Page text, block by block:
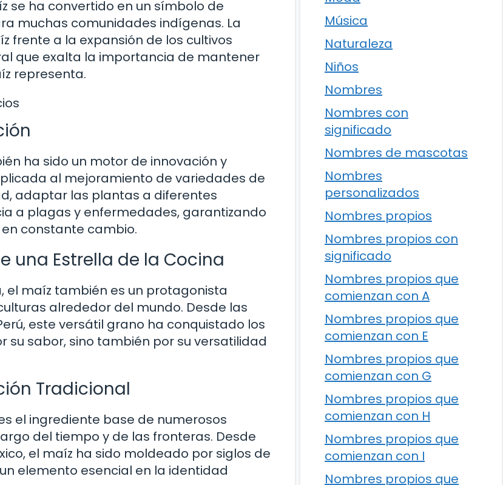
se ha convertido en un símbolo de
muchas comunidades indígenas. La
frente a la expansión de los cultivos
que exalta la importancia de mantener
representa.
ha sido un motor de innovación y
al mejoramiento de variedades de
adaptar las plantas a diferentes
a plagas y enfermedades, garantizando
constante cambio.
una Estrella de la Cocina
el maíz también es un protagonista
alrededor del mundo. Desde las
este versátil grano ha conquistado los
su sabor, sino también por su versatilidad
Tradicional
el ingrediente base de numerosos
del tiempo y de las fronteras. Desde
el maíz ha sido moldeado por siglos de
elemento esencial en la identidad
Música
Naturaleza
Niños
Nombres
Nombres con
significado
Nombres de mascotas
Nombres
personalizados
Nombres propios
Nombres propios con
significado
Nombres propios que
comienzan con A
Nombres propios que
comienzan con E
Nombres propios que
comienzan con G
Nombres propios que
comienzan con H
Nombres propios que
comienzan con I
Nombres propios que